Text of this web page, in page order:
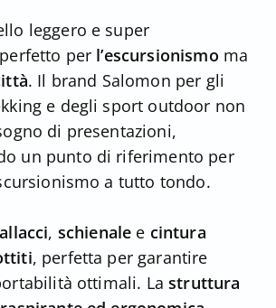
leggero e super
per l’escursionismo ma
. Il brand Salomon per gli
e degli sport outdoor non
di presentazioni,
un punto di riferimento per
a tutto tondo.
, schienale e cintura
, perfetta per garantire
ottimali. Lastruttura